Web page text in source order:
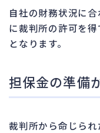
自社の財務状況に
に裁判所の許可を
となります。
担保金の準備
裁判所から命じら